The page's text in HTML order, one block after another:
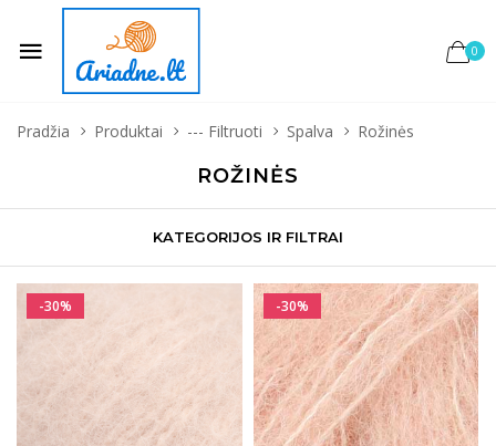
0
Pradžia Produktai --- Filtruoti Spalva Rožinės
ROŽINĖS
KATEGORIJOS IR FILTRAI
-30% -30%